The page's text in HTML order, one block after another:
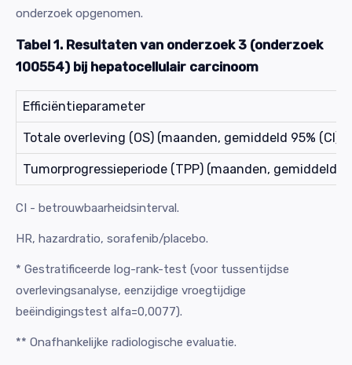
onderzoek opgenomen.
Tabel 1. Resultaten van onderzoek 3 (onderzoek
100554) bij hepatocellulair carcinoom
Efficiëntieparameter
Totale overleving (OS) (maanden, gemiddeld 95% (CI))
Tumorprogressieperiode (TPP) (maanden, gemiddeld
CI - betrouwbaarheidsinterval.
HR, hazardratio, sorafenib/placebo.
* Gestratificeerde log-rank-test (voor tussentijdse
overlevingsanalyse, eenzijdige vroegtijdige
beëindigingstest alfa=0,0077).
** Onafhankelijke radiologische evaluatie.